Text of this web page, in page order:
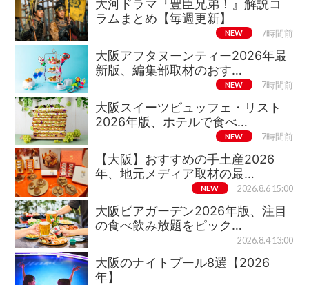
大河ドラマ『豊臣兄弟！』解説コ
ラムまとめ【毎週更新】
NEW 7時間前
大阪アフタヌーンティー2026年最
新版、編集部取材のおす…
NEW 7時間前
大阪スイーツビュッフェ・リスト
2026年版、ホテルで食べ…
NEW 7時間前
【大阪】おすすめの手土産2026
年、地元メディア取材の最…
NEW 2026.8.6 15:00
大阪ビアガーデン2026年版、注目
の食べ飲み放題をピック…
2026.8.4 13:00
大阪のナイトプール8選【2026
年】